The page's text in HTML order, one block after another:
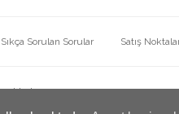
Sıkça Sorulan Sorular Satış